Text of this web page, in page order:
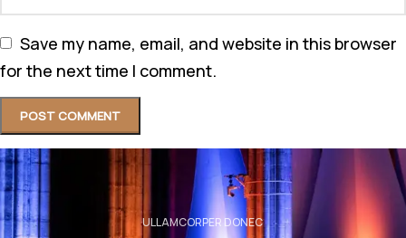
Save my name, email, and website in this browser
for the next time I comment.
ULLAMCORPER DONEC